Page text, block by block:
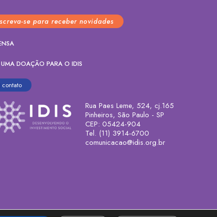
se para receber novidades
DOAÇÃO PARA O IDIS
contato
Rua Paes Leme, 524, cj.165
Pinheiros, São Paulo - SP
CEP: 05424-904
Tel. (11) 3914-6700
comunicacao@idis.org.br